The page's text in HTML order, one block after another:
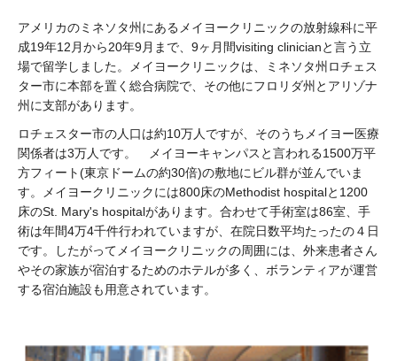
アメリカのミネソタ州にあるメイヨークリニックの放射線科に平
成19年12月から20年9月まで、9ヶ月間visiting clinicianと言う立
場で留学しました。メイヨークリニックは、ミネソタ州ロチェス
ター市に本部を置く総合病院で、その他にフロリダ州とアリゾナ
州に支部があります。
ロチェスター市の人口は約10万人ですが、そのうちメイヨー医療
関係者は3万人です。 メイヨーキャンパスと言われる1500万平
方フィート(東京ドームの約30倍)の敷地にビル群が並んでいま
す。メイヨークリニックには800床のMethodist hospitalと1200
床のSt. Mary's hospitalがあります。合わせて手術室は86室、手
術は年間4万4千件行われていますが、在院日数平均たったの４日
です。したがってメイヨークリニックの周囲には、外来患者さん
やその家族が宿泊するためのホテルが多く、ボランティアが運営
する宿泊施設も用意されています。